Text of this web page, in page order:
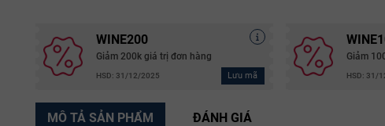
WINE200
Giảm 200k giá trị đơn hàng
HSD: 31/12/2025 Lưu mã
Giảm
HSD: 31/
MÔ TẢ SẢN PHẨM ĐÁNH GIÁ